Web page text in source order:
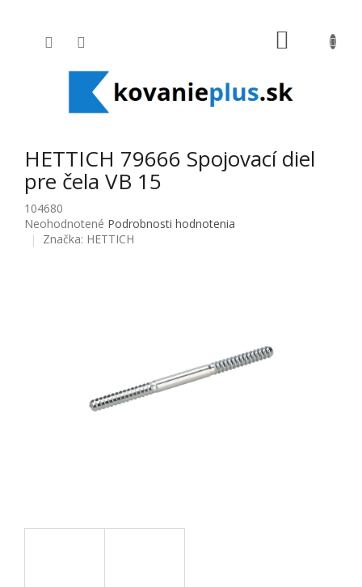
HETTICH 79666 Spojovací diel
pre čela VB 15
104680
Priemerné hodnotenie produktu je 0,0 z 5 hviezdičiek.
Neohodnotené Podrobnosti hodnotenia
Značka: HETTICH